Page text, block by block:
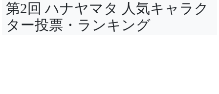
第2回 ハナヤマタ 人気キャラク
ター投票・ランキング